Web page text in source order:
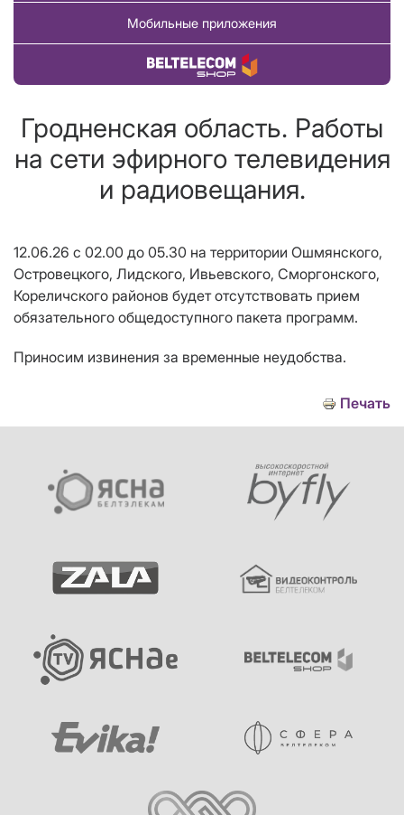
Мобильные приложения
Купить товар
Гродненская область. Работы
на сети эфирного телевидения
и радиовещания.
12.06.26 с 02.00 до 05.30 на территории Ошмянского,
Островецкого, Лидского, Ивьевского, Сморгонского,
Кореличского районов будет отсутствовать прием
обязательного общедоступного пакета программ.
Приносим извинения за временные неудобства.
Печать